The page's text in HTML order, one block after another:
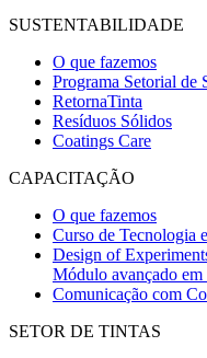
SUSTENTABILIDADE
O que fazemos
Programa Setorial de
RetornaTinta
Resíduos Sólidos
Coatings Care
CAPACITAÇÃO
O que fazemos
Curso de Tecnologia
Design of
Módulo avançado em
Comunicação com
SETOR DE TINTAS